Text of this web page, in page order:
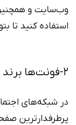
وب‌سایت و
استفاده کنید تا
۲-فونت‌ها برند سازی می‌کنند!
در شبکه‌های
پرطرفدارترین